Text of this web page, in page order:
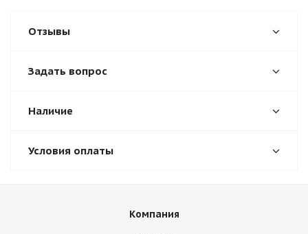
Отзывы
Задать вопрос
Наличие
Условия оплаты
Компания